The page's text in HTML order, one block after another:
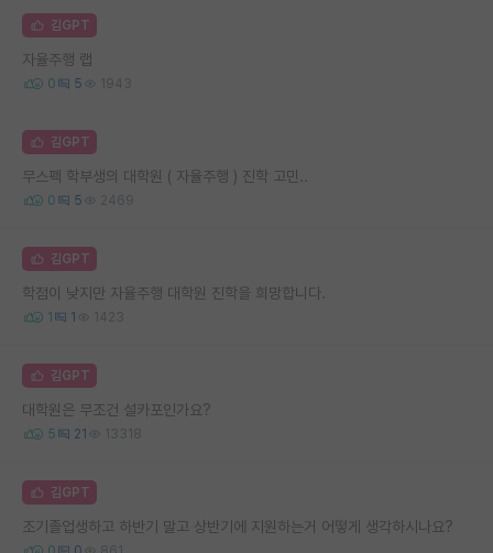
김GPT
자율주행 랩
0 5 1943
김GPT
무스펙 학부생의 대학원 ( 자율주행 ) 진학 고민..
0 5 2469
김GPT
학점이 낮지만 자율주행 대학원 진학을 희망합니다.
1 1 1423
김GPT
대학원은 무조건 설카포인가요?
5 21 13318
김GPT
조기졸업생하고 하반기 말고 상반기에 지원하는거 어떻게 생각하시나요?